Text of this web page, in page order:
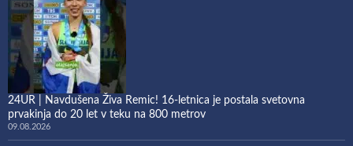
24UR | Navdušena Živa Remic! 16-letnica je postala svetovna
prvakinja do 20 let v teku na 800 metrov
09.08.2026